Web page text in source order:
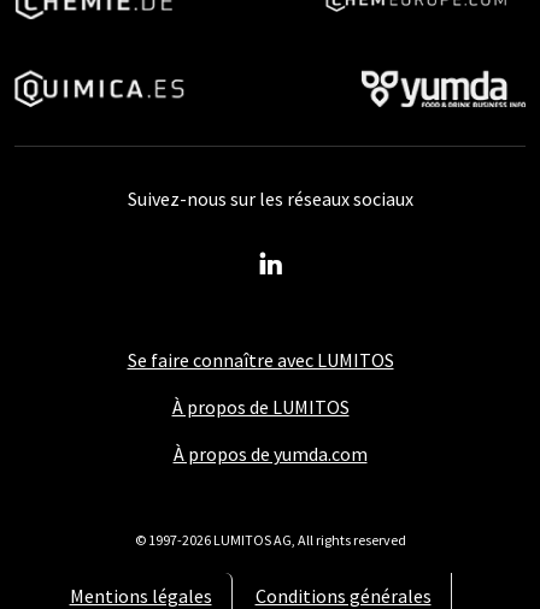
Se faire connaître avec LUMITOS
À propos de LUMITOS
À propos de yumda.com
Mentions légales Conditions générales
Suivez-nous sur les réseaux sociaux
© 1997-2026 LUMITOS AG, All rights reserved